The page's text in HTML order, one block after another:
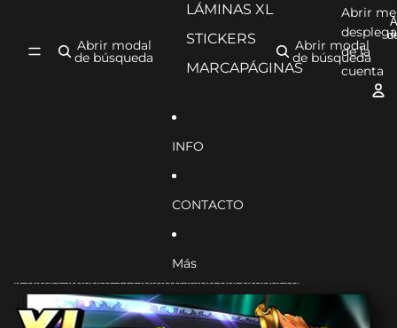
Abrir modal
de búsqueda
LÁMINAS XL
STICKERS
MARCAPÁGINAS
INFO
CONTACTO
Más
Abrir modal
de búsqueda
Abrir
de la
cuenta
Ir directamente a la información del producto